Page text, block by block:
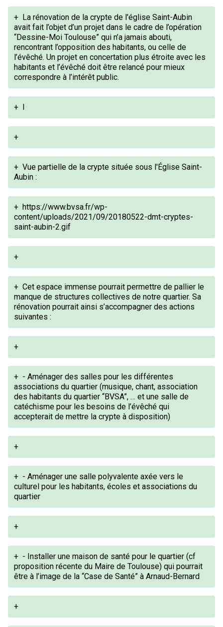
+ La rénovation de la crypte de l'église Saint-Aubin
avait fait l’objet d’un projet dans le cadre de l’opération
“Dessine-Moi Toulouse” qui n’a jamais abouti,
rencontrant l’opposition des habitants, ou celle de
l’évêché. Un projet en concertation plus étroite avec les
habitants et l’évêché doit être relancé pour mieux
correspondre à l’intérêt public.
+ I
+
+ Vue partielle de la crypte située sous l'Église Saint-
Aubin :
+ https://www.bvsa.fr/wp-
content/uploads/2021/09/20180522-dmt-cryptes-
saint-aubin-2.gif
+
+ Cet espace immense pourrait permettre de pallier le
manque de structures collectives de notre quartier. Sa
rénovation pourrait ainsi s’accompagner des actions
suivantes :
+
+ - Aménager des salles pour les différentes
associations du quartier (musique, chant, association
des habitants du quartier “BVSA”, … et une salle de
catéchisme pour les besoins de l’évêché qui
accepterait de mettre la crypte à disposition)
+
+ - Aménager une salle polyvalente axée vers le
culturel pour les habitants, écoles et associations du
quartier
+
+ - Installer une maison de santé pour le quartier (cf
proposition récente du Maire de Toulouse) qui pourrait
être à l’image de la “Case de Santé” à Arnaud-Bernard
+